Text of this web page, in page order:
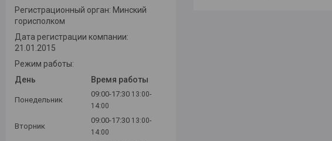
Регистрационный орган: Минский
горисполком
Дата регистрации компании:
21.01.2015
Режим работы:
День
Время работы
Понедельник
09:00-17:30 13:00-
14:00
Вторник
09:00-17:30 13:00-
14:00